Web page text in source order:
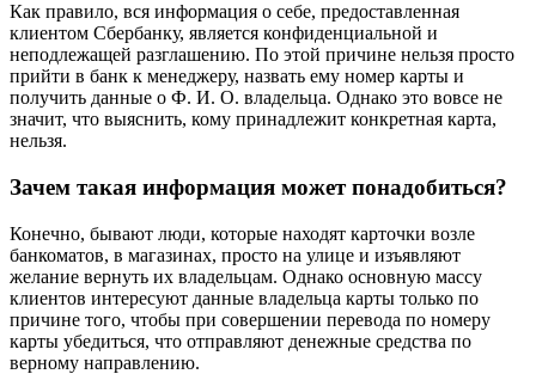
Как правило, вся информация о себе, предоставленная
клиентом Сбербанку, является конфиденциальной и
неподлежащей разглашению. По этой причине нельзя просто
прийти в банк к менеджеру, назвать ему номер карты и
получить данные о Ф. И. О. владельца. Однако это вовсе не
значит, что выяснить, кому принадлежит конкретная карта,
нельзя.
Зачем такая информация может понадобиться?
Конечно, бывают люди, которые находят карточки возле
банкоматов, в магазинах, просто на улице и изъявляют
желание вернуть их владельцам. Однако основную массу
клиентов интересуют данные владельца карты только по
причине того, чтобы при совершении перевода по номеру
карты убедиться, что отправляют денежные средства по
верному направлению.